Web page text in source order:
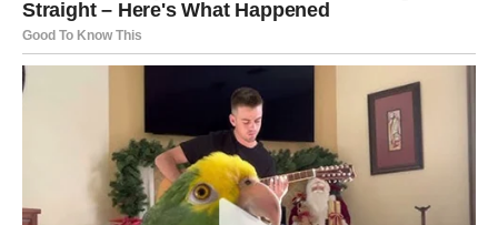
ŠKORPIJA
Pred vama je veoma snažna i strastvena ljubavna priča.
Jedna osoba ulazi u vaš život neočekivano, ali ostavlja
veoma jak trag u vašem srcu.